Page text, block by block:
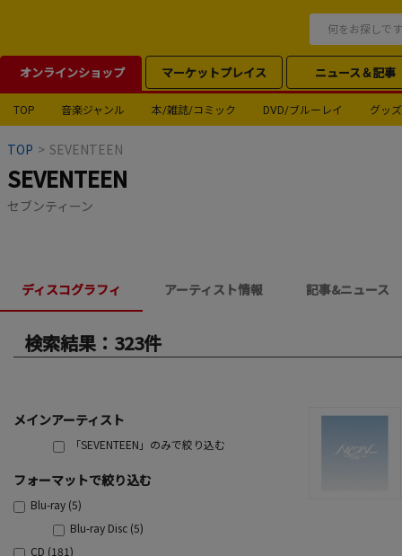
オンラインショップ マーケットプレイス ニュース＆記事
TOP 音楽ジャンル 本/雑誌/コミック DVD/ブルーレイ グッズ
TOP > SEVENTEEN
SEVENTEEN
セブンティーン
ディスコグラフィ アーティスト情報 記事&ニュース
検索結果：323件
メインアーティスト
「SEVENTEEN」のみで絞り込む
フォーマットで絞り込む
Blu-ray (5)
Blu-ray Disc (5)
CD (181)